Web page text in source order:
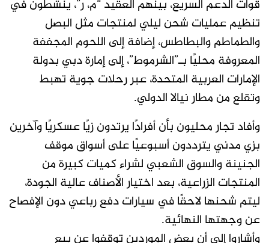
قوات الدعم السريع، بينهم العقيد “م، ر”، ينشطون في
تنظيم عمليات شحن ليلي لمنتجات مثل البصل
والطماطم والبطاطس، إضافة إلى اللحوم المجففة
المعروفة محليًا بـ”الشرموط”، إلى إمارة دبي بدولة
الإمارات العربية المتحدة، عبر رحلات جوية تهبط
وتقلع من مطار نيالا الدولي.
وأفاد تجار محليون بأن أفرادًا يرتدون زيًا عسكريًا وآخرين
بزي مدني يترددون أسبوعيًا على أسواق موقف
الجنينة والسوق الشعبي لشراء كميات كبيرة من
المنتجات الزراعية، بعد اختيار الأصناف عالية الجودة،
ليتم شحنها لاحقًا في سيارات دفع رباعي دون الإفصاح
عن وجهتها النهائية.
وأشاروا إلى أن بعض الموردين توقفوا عن بيع